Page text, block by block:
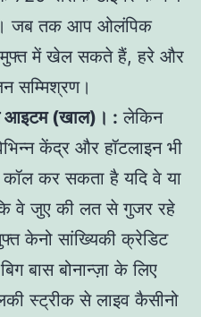
जब तक आप ओलंपिक
में खेल सकते हैं, हरे और
सम्मिश्रण।
आइटम (खाल)। : लेकिन
केंद्र और हॉटलाइन भी
कर सकता है यदि वे या
वे जुए की लत से गुजर रहे
केनो सांख्यिकी क्रेडिट
बास बोनान्ज़ा के लिए
स्ट्रीक से लाइव कैसीनो